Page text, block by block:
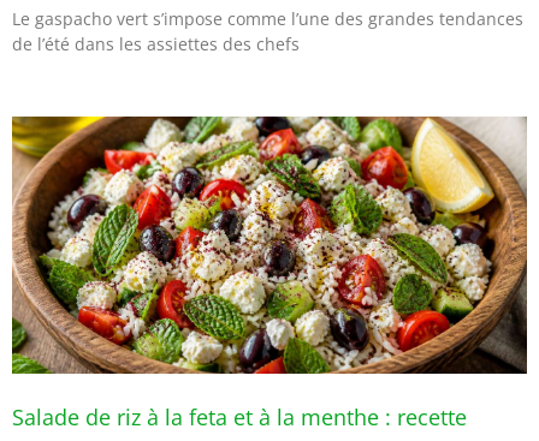
Le gaspacho vert s’impose comme l’une des grandes tendances
de l’été dans les assiettes des chefs
Salade de riz à la feta et à la menthe : recette